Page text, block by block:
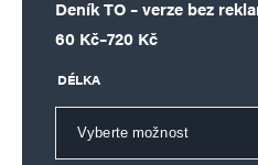
Uložit do prohlížeče jméno, e-mail
Informujte mě o nových komentářích e-
Deník TO – verze bez
60 Kč–720 Kč
Rozpětí cen: 60 Kč až 720
DÉLKA